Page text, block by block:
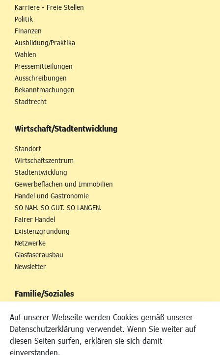
Auf unserer Webseite werden Cookies gemäß unserer
Datenschutzerklärung verwendet. Wenn Sie weiter auf
diesen Seiten surfen, erklären sie sich damit
einverstanden.
Karriere - Freie Stellen
Politik
Finanzen
Ausbildung/Praktika
Wahlen
Pressemitteilungen
Ausschreibungen
Bekanntmachungen
Stadtrecht
Wirtschaft/Stadtentwicklung
Standort
Wirtschaftszentrum
Stadtentwicklung
Gewerbeflächen und Immobilien
Handel und Gastronomie
SO NAH. SO GUT. SO LANGEN.
Fairer Handel
Existenzgründung
Netzwerke
Glasfaserausbau
Newsletter
Familie/Soziales
Kinderbetreuung
Kinder und Jugend
Institutionen für Familien
Frauen